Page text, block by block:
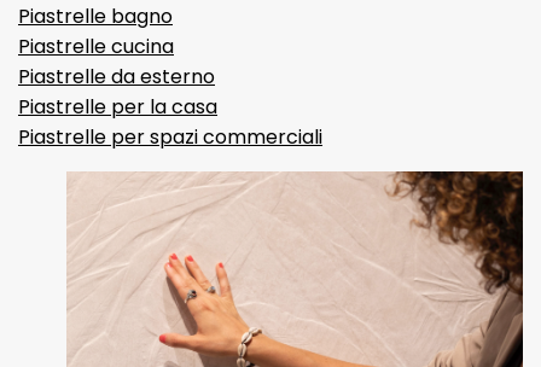
Piastrelle bagno
Piastrelle cucina
Piastrelle da esterno
Piastrelle per la casa
Piastrelle per spazi commerciali